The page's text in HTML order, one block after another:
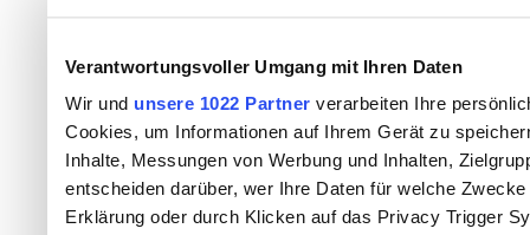
Verantwortungsvoller Umgang mit Ihren Daten
Wir und unsere 1022 Partner verarbeiten Ihre
Cookies, um Informationen auf Ihrem Gerät zu
Inhalte, Messungen von Werbung und Inhalten,
entscheiden darüber, wer Ihre Daten für welche
Erklärung oder durch Klicken auf das Privacy Trigger